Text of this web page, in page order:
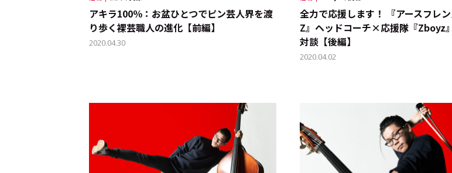
アキラ100％：お盆ひとつでピン芸人界を渡
り歩く裸芸職人の進化【前編】
2020.04.30
全力で応援します！ 『アースフレ
Z』ヘッドコーチ×応援隊『Zboyz
対談【後編】
2020.04.02